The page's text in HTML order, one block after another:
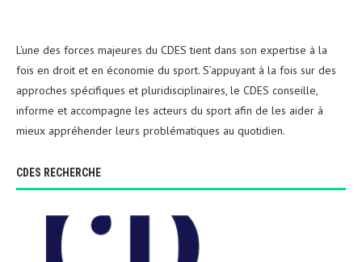
L’une des forces majeures du CDES tient dans son expertise à la
fois en droit et en économie du sport. S’appuyant à la fois sur des
approches spécifiques et pluridisciplinaires, le CDES conseille,
informe et accompagne les acteurs du sport afin de les aider à
mieux appréhender leurs problématiques au quotidien.
CDES RECHERCHE